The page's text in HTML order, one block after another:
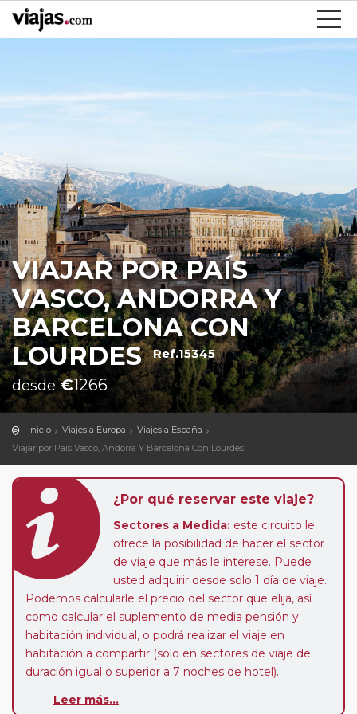
VIAJAR POR PAÍS
VASCO, ANDORRA Y
BARCELONA CON
LOURDES Ref.15345
desde€1266
Inicio Viajes a Europa
Viajes a España
Viajar por País Vasco, Andorra Y Barcelona Con Lourdes
¿Por qué reservar este viaje?
Sectores a Medida: este circuito le
ofrece la posibilidad de hacer el sector
de viaje que más le interese. Puede
usted adquirir desde solo 1 día de viaje.
Podemos calcularle el precio del sector que elija, así
como calcular el suplemento de media pensión y
habitación individual, o podrá realizar el viaje en
habitación a compartir (solo en sectores de viaje de
duración igual o superior a 7 noches de hotel).
de que usted pueda programar una o más paradas en
Leer más...